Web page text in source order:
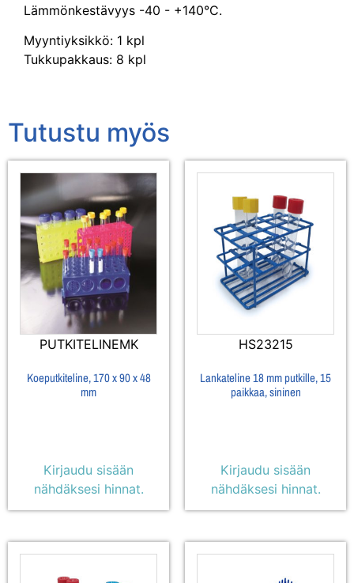
Lämmönkestävyys -40 - +140°C.
Myyntiyksikkö: 1 kpl
Tukkupakkaus: 8 kpl
Tutustu myös
PUTKITELINEMK
Koeputkiteline, 170 x 90 x 48
mm
Kirjaudu sisään
nähdäksesi hinnat.
HS23215
Lankateline 18 mm putkille, 15
paikkaa, sininen
Kirjaudu sisään
nähdäksesi hinnat.